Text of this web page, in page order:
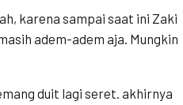
karena sampai saat ini Zaki
adem-adem aja. Mungkin
duit lagi seret. akhirnya